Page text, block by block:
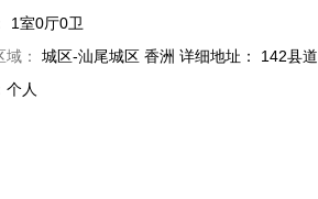
1室0厅0卫
：
城区-汕尾城区 香洲 详细地址： 142县道
个人